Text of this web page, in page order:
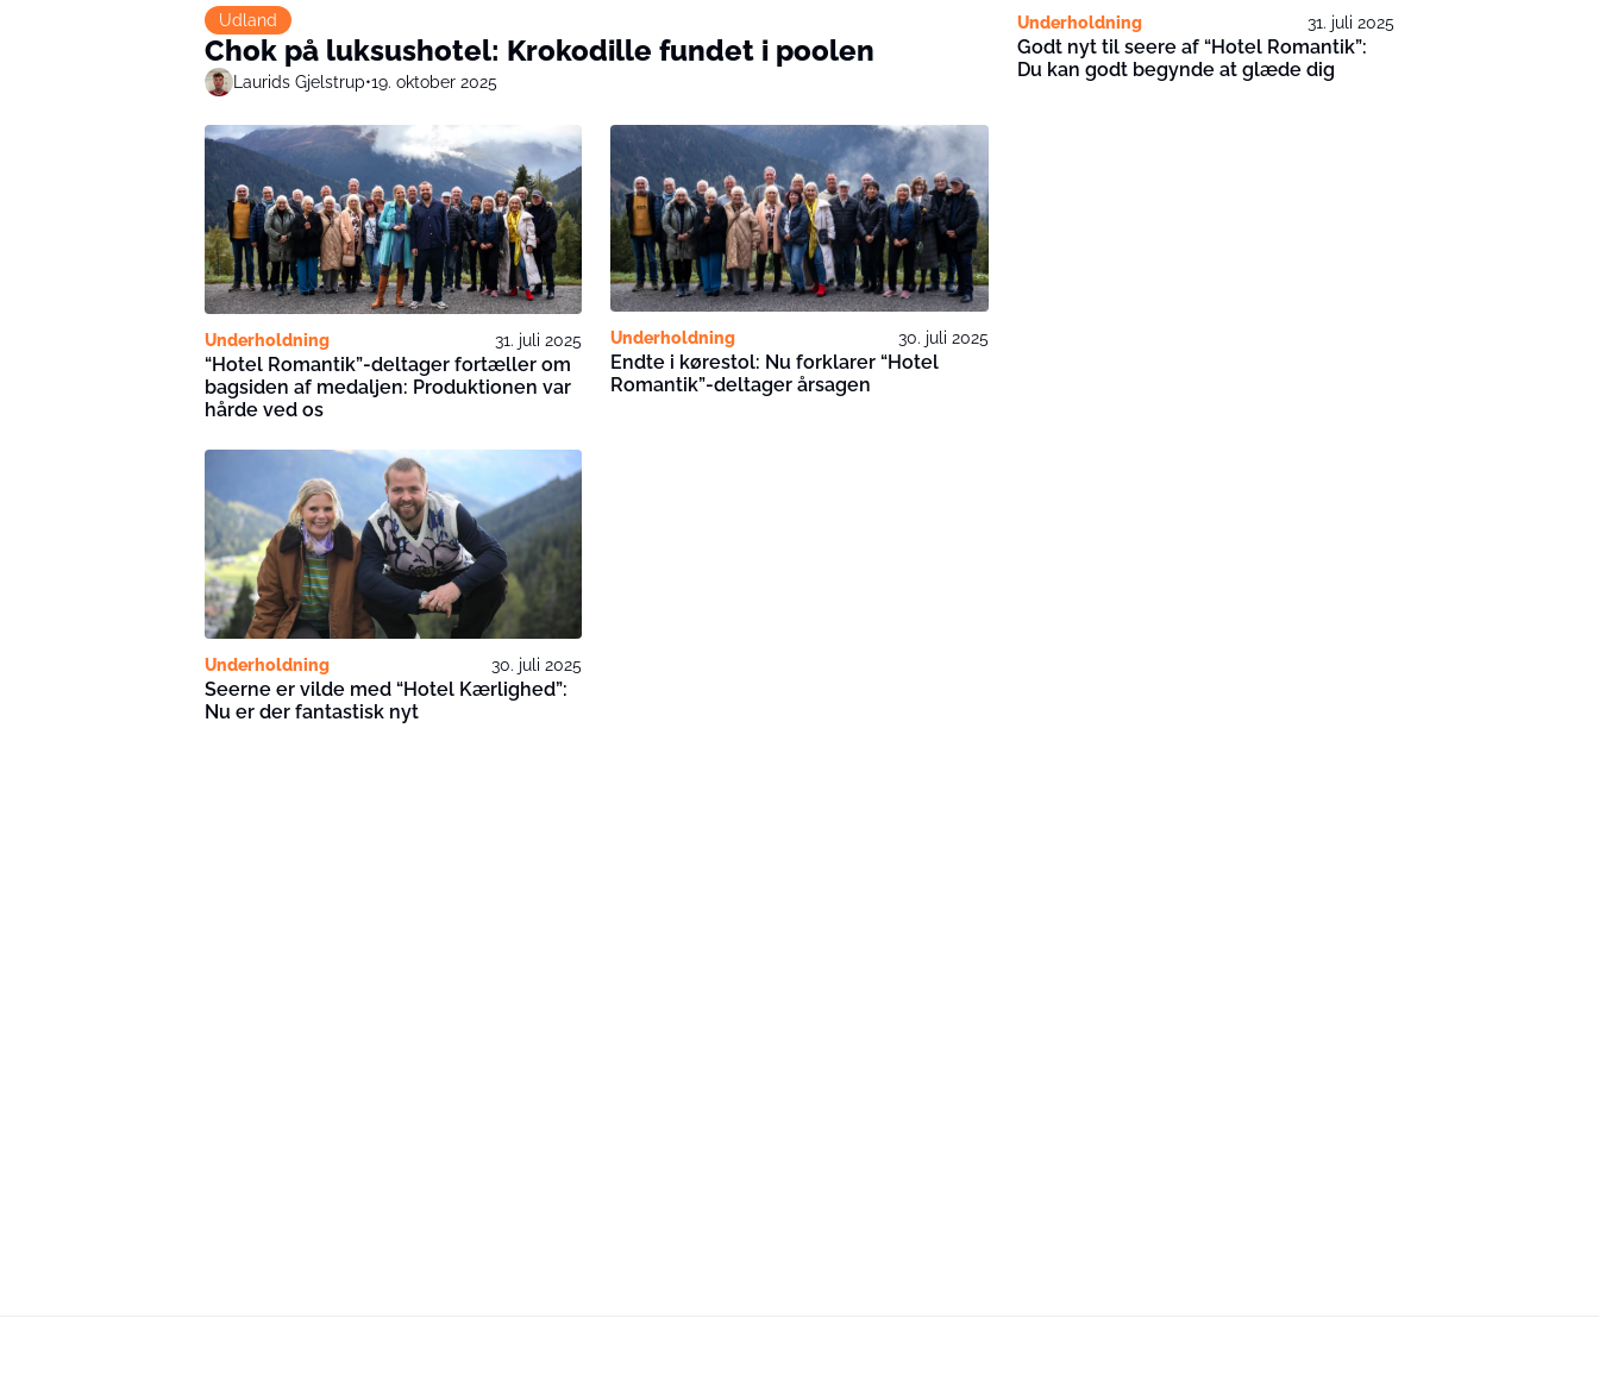
Udland
Chok på luksushotel: Krokodille fundet i poolen
Laurids Gjelstrup•19. oktober 2025
Underholdning 31. juli 2025
Godt nyt til seere af “Hotel Romantik”:
Du kan godt begynde at glæde dig
Underholdning 31. juli 2025
“Hotel Romantik”-deltager fortæller om
bagsiden af medaljen: Produktionen var
hårde ved os
Underholdning 30. juli 2025
Endte i kørestol: Nu forklarer “Hotel
Romantik”-deltager årsagen
Underholdning 30. juli 2025
Seerne er vilde med “Hotel Kærlighed”:
Nu er der fantastisk nyt